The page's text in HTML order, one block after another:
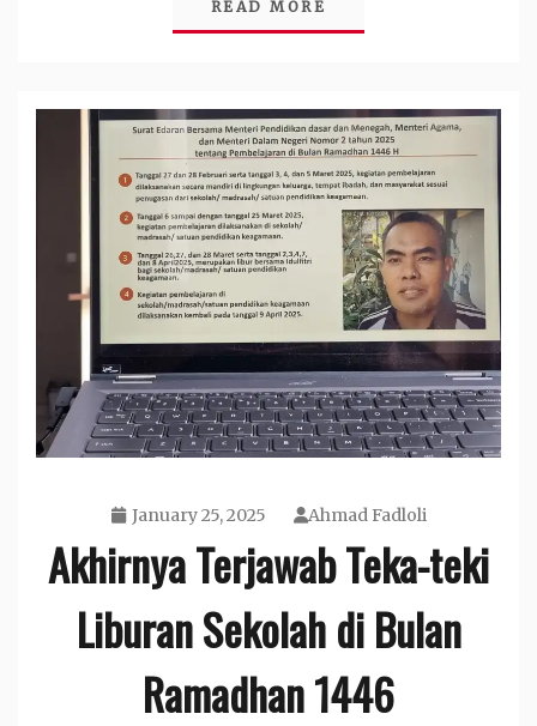
READ MORE
January 25, 2025 Ahmad Fadloli
Akhirnya Terjawab Teka-teki
Liburan Sekolah di Bulan
Ramadhan 1446